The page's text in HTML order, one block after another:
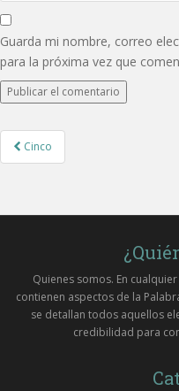
Guarda mi nombre, correo
para la próxima vez que
Post
navigation
Cinco
Quienes somos. En
contienen aspectos de la
se detallan todos aquellos
credibilidad para